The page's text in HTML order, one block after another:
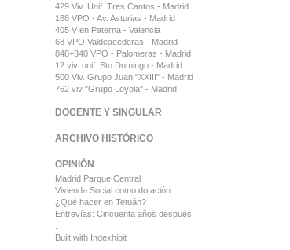
429 Viv. Unif. Tres Cantos - Madrid
168 VPO - Av. Asturias - Madrid
405 V en Paterna - Valencia
68 VPO Valdeacederas - Madrid
848+340 VPO - Palomeras - Madrid
12 viv. unif. Sto Domingo - Madrid
500 Viv. Grupo Juan "XXIII" - Madrid
762 viv "Grupo Loyola" - Madrid
DOCENTE Y SINGULAR
ARCHIVO HISTÓRICO
OPINIÓN
Madrid Parque Central
Vivienda Social como dotación
¿Qué hacer en Tetuán?
Entrevías: Cincuenta años después
Built with Indexhibit